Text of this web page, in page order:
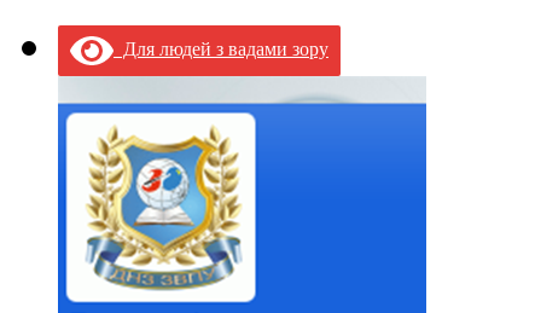
Для людей з вадами зору